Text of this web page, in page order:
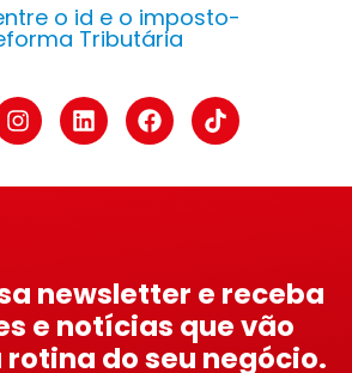
o id e o imposto-
Tributária
newsletter e receba
e notícias que vão
do seu negócio.